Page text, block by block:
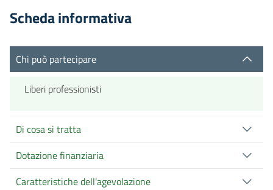
Scheda informativa
Chi può partecipare
Liberi professionisti
Di cosa si tratta
Dotazione finanziaria
Caratteristiche dell'agevolazione